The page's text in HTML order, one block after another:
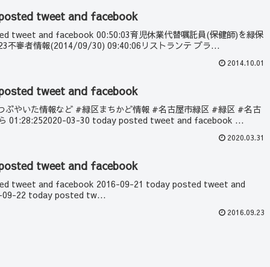
tweet and facebook
tweet and facebook 00:50:03育児休業代替嘱託員(保健師)を緑保
不審者情報(2014/09/30) 09:40:06リストランテ ブラ...
2014.10.01
tweet and facebook
やいた情報など #緑区まちかど情報 #名古屋市緑区 #緑区 #名古
01:28:252020-03-30 today posted tweet and facebook ...
2020.03.31
tweet and facebook
tweet and facebook 2016-09-21 today posted tweet and
09-22 today posted tw...
2016.09.23